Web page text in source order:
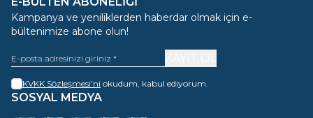
Kampanya ve yeniliklerden haberdar olmak için e-
bültenimize abone olun!
KVKK Sözleşmesi'ni okudum, kabul ediyorum.
SOSYAL MEDYA